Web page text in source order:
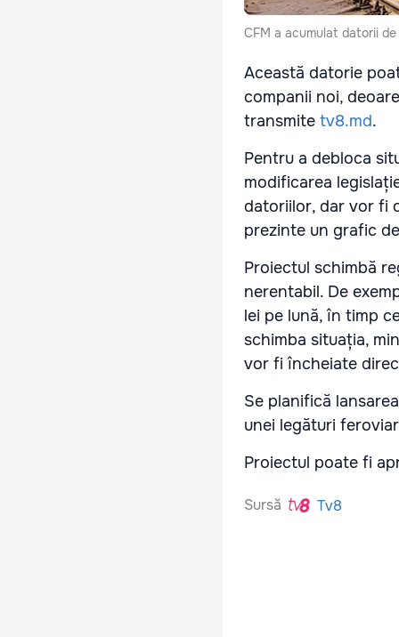
CFM a acumulat datorii
Această datorie
companii noi,
transmite tv8.md.
Pentru a debloca
modificarea
datoriilor, dar vor fi
prezinte un grafic
Proiectul schimbă
nerentabil. De
lei pe lună, în timp
schimba situația,
vor fi încheiate
Se planifică
unei legături
Proiectul poate fi
Sursă Tv8